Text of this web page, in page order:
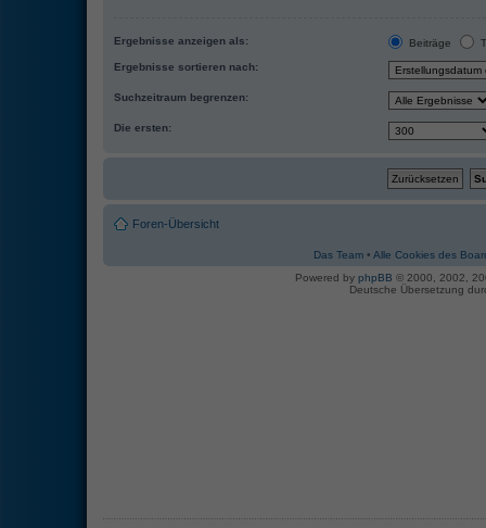
Ergebnisse anzeigen als: Beiträge
Ergebnisse sortieren nach:
Suchzeitraum begrenzen:
Die ersten:
Foren-Übersicht
Das Team • Alle Cookies des
Powered by phpBB © 2000, 2002,
Deutsche Übersetzung